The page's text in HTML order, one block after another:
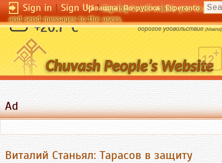
Sign in|Sign Up|Signing in will enable you to post
and send messages to the users.
Чӑвашла По-русски Esperanto
+20.7 °C
Покорение женщины - это слишком
дорогое удовольствие.(Мавпа)
Ad
Виталий Станьял: Тарасов в защиту